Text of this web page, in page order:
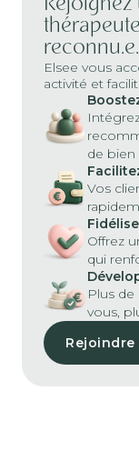
Elsee vous
activité et
de bien
Vos
Offrez
qui
Plus
vous,
Rejoindre